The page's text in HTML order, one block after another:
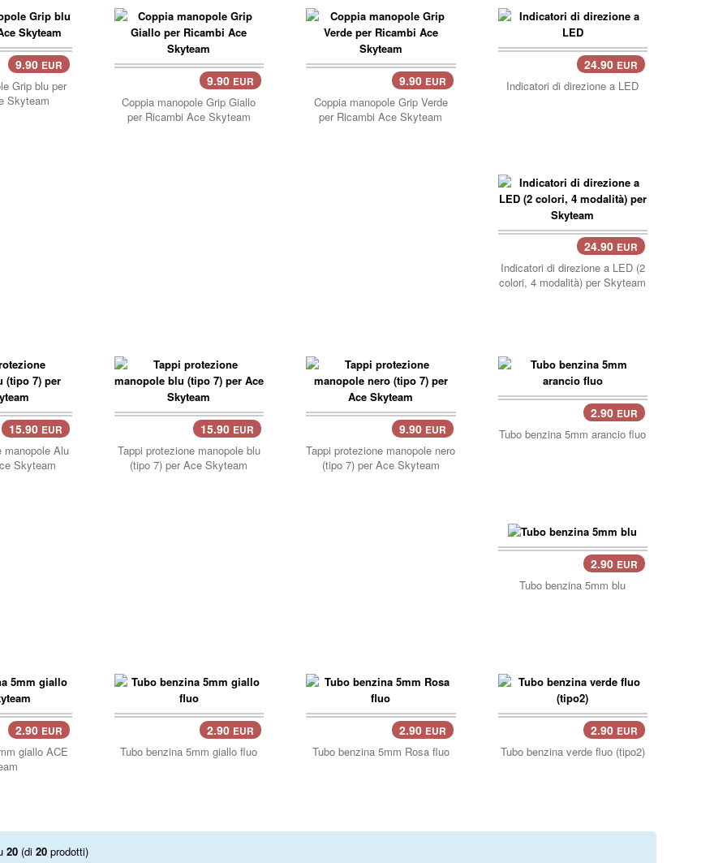
9.90 EUR
Grip blu per
Skyteam
9.90 EUR
Coppia manopole Grip Giallo
per Ricambi Ace Skyteam
9.90 EUR
Coppia manopole Grip Verde
per Ricambi Ace Skyteam
24.90 EUR
Indicatori di direzione a LED
24.90 EUR
Indicatori di direzione a LED (2
colori, 4 modalità) per Skyteam
15.90 EUR
manopole Alu
Skyteam
15.90 EUR
Tappi protezione manopole blu
(tipo 7) per Ace Skyteam
9.90 EUR
Tappi protezione manopole nero
(tipo 7) per Ace Skyteam
2.90 EUR
Tubo benzina 5mm arancio fluo
2.90 EUR
Tubo benzina 5mm blu
2.90 EUR
giallo ACE
2.90 EUR
Tubo benzina 5mm giallo fluo
2.90 EUR
Tubo benzina 5mm Rosa fluo
2.90 EUR
Tubo benzina verde fluo (tipo2)
20 (di 20 prodotti)